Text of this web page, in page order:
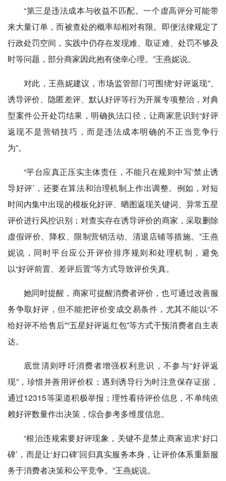
“第三是违法成本与收益不匹配。一个虚高评分可能带
来大量订单，而被查处的概率却相对有限。即便法律规定了
行政处罚空间，实践中仍存在发现难、取证难、处罚不够及
时等问题，部分商家因此抱有侥幸心理。”王燕妮说。
对此，王燕妮建议，市场监管部门可围绕“好评返现”、
诱导评价、隐匿差评、默认好评等行为开展专项整治，对典
型案件公开处罚结果，明确执法口径，让商家意识到“好评
返现不是营销技巧，而是违法成本明确的不正当竞争行
为”。
“平台应真正压实主体责任，不能只在规则中写‘禁止诱
导好评’，还要在算法和治理机制上作出调整。例如，对短
时间内集中出现的模板化好评、晒图返现关键词、异常五星
评价进行风控识别；对查实存在诱导评价的商家，采取删除
虚假评价、降权、限制营销活动、清退店铺等措施。”王燕
妮说，同时平台应公开评价排序规则和处理机制，避免
以“好评前置、差评后置”等方式导致评价失真。
她同时提醒，商家可提醒消费者评价，也可通过改善服
务争取好评，但不能把评价变成交易条件，尤其不能以“不
给好评不给售后”“五星好评返红包”等方式干预消费者自主表
达。
底世清则呼吁消费者增强权利意识，不参与“好评返
现”，珍惜并善用评价权；遇到诱导行为时注意保存证据，
通过12315等渠道积极举报；理性看待评价信息，不单纯依
赖好评数量作出决策，综合参考多维度信息。
“根治违规索要好评现象，关键不是禁止商家追求‘好口
碑’，而是让‘好口碑’回归真实服务本身，让评价体系重新服
务于消费者决策和公平竞争。”王燕妮说。